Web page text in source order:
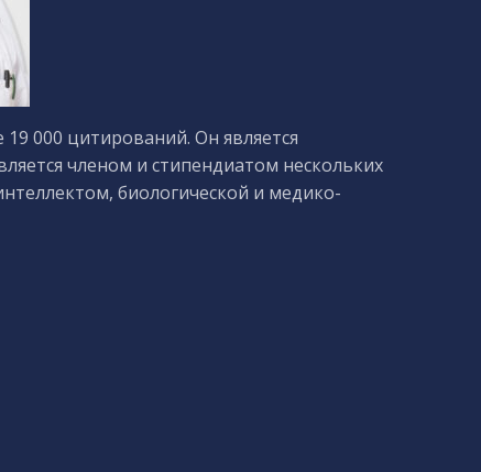
000 цитирований. Он является
членом и стипендиатом нескольких
биологической и медико-